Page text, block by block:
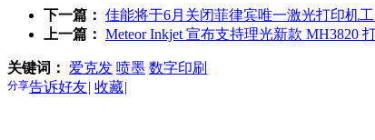
下一篇： 佳能将于6月关闭菲律宾唯一激光打印机
上一篇： Meteor Inkjet 宣布支持理光新款 MH3820
关键词： 爱克发 喷墨 数字印刷
分享告诉好友| 收藏|